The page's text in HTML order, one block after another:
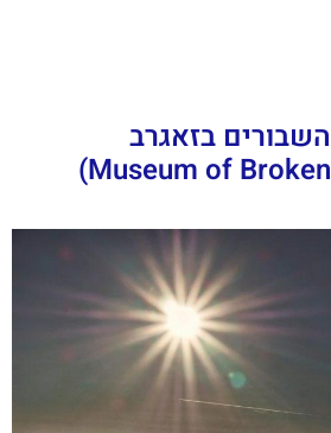
בזאגרב